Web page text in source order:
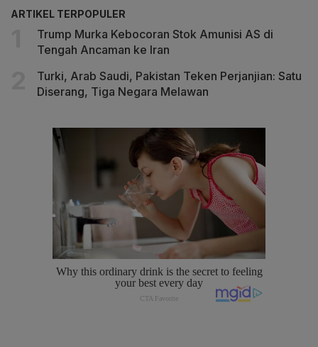
ARTIKEL TERPOPULER
Trump Murka Kebocoran Stok Amunisi AS di
Tengah Ancaman ke Iran
Turki, Arab Saudi, Pakistan Teken Perjanjian: Satu
Diserang, Tiga Negara Melawan